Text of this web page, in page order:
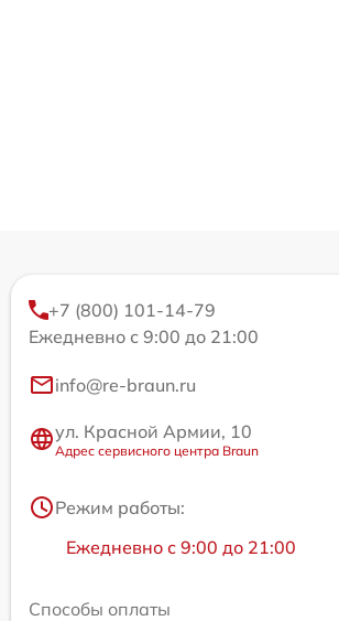
+7 (800) 101-14-79
Ежедневно с 9:00 до 21:00
info@re-braun.ru
ул. Красной Армии, 10
Адрес сервисного центра Braun
Режим работы:
Ежедневно с 9:00 до 21:00
Способы оплаты